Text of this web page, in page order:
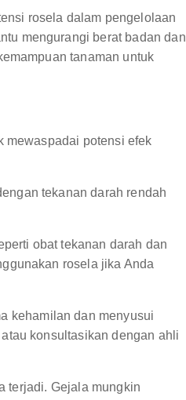
rosela dalam pengelolaan
mengurangi berat badan dan
tanaman untuk
mewaspadai potensi efek
tekanan darah rendah
obat tekanan darah dan
rosela jika Anda
kehamilan dan menyusui
konsultasikan dengan ahli
terjadi. Gejala mungkin